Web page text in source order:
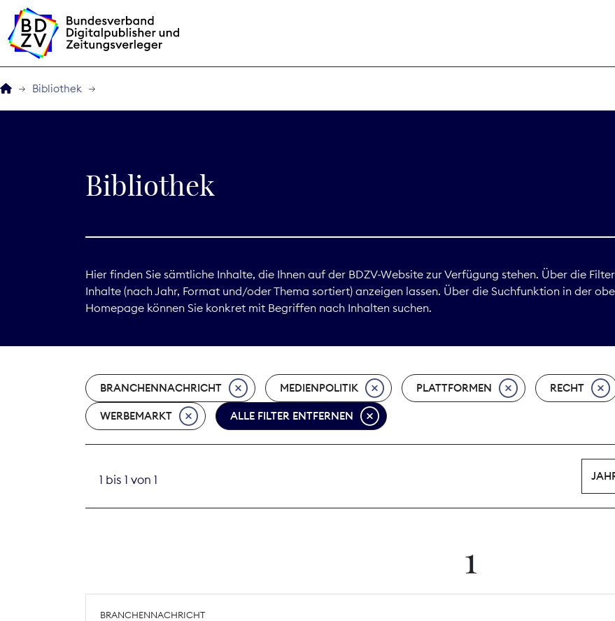
BDZVplus GmbH
Service
Print
Bibliothek
Bibliothek
Hier finden Sie sämtliche Inhalte, die Ihnen auf der BDZV-Website zur Verfügung stehen. Über die
Inhalte (nach Jahr, Format und/oder Thema sortiert) anzeigen lassen. Über die Suchfunktion in der
Homepage können Sie konkret mit Begriffen nach Inhalten suchen.
BRANCHENNACHRICHT MEDIENPOLITIK PLATTFORMEN RECHT
WERBEMARKT ALLE FILTER ENTFERNEN
1 bis 1 von 1
1
BRANCHENNACHRICHT